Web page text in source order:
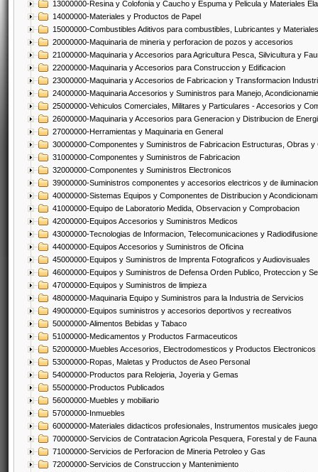
13000000-Resina y Colofonia y Caucho y Espuma y Pelicula y Materiales
14000000-Materiales y Productos de Papel
15000000-Combustibles Aditivos para combustibles, Lubricantes y
20000000-Maquinaria de mineria y perforacion de pozos y accesorios
21000000-Maquinaria y Accesorios para Agricultura Pesca, Silvicultura y
22000000-Maquinaria y Accesorios para Construccion y Edificacion
23000000-Maquinaria y Accesorios de Fabricacion y Transformacion
24000000-Maquinaria Accesorios y Suministros para Manejo,
25000000-Vehiculos Comerciales, Militares y Particulares - Accesorios y
26000000-Maquinaria y Accesorios para Generacion y Distribucion de
27000000-Herramientas y Maquinaria en General
30000000-Componentes y Suministros de Fabricacion Estructuras, Obras
31000000-Componentes y Suministros de Fabricacion
32000000-Componentes y Suministros Electronicos
39000000-Suministros componentes y accesorios electricos y de iluminacion
40000000-Sistemas Equipos y Componentes de Distribucion y
41000000-Equipo de Laboratorio Medida, Observacion y Comprobacion
42000000-Equipos Accesorios y Suministros Medicos
43000000-Tecnologias de Informacion, Telecomunicaciones y
44000000-Equipos Accesorios y Suministros de Oficina
45000000-Equipos y Suministros de Imprenta Fotograficos y Audiovisuales
46000000-Equipos y Suministros de Defensa Orden Publico, Proteccion y
47000000-Equipos y Suministros de limpieza
48000000-Maquinaria Equipo y Suministros para la Industria de Servicios
49000000-Equipos suministros y accesorios deportivos y recreativos
50000000-Alimentos Bebidas y Tabaco
51000000-Medicamentos y Productos Farmaceuticos
52000000-Muebles Accesorios, Electrodomesticos y Productos Electronicos
53000000-Ropas, Maletas y Productos de Aseo Personal
54000000-Productos para Relojeria, Joyeria y Gemas
55000000-Productos Publicados
56000000-Muebles y mobiliario
57000000-Inmuebles
60000000-Materiales didacticos profesionales, Instrumentos musicales
70000000-Servicios de Contratacion Agricola Pesquera, Forestal y de Fauna
71000000-Servicios de Perforacion de Mineria Petroleo y Gas
72000000-Servicios de Construccion y Mantenimiento